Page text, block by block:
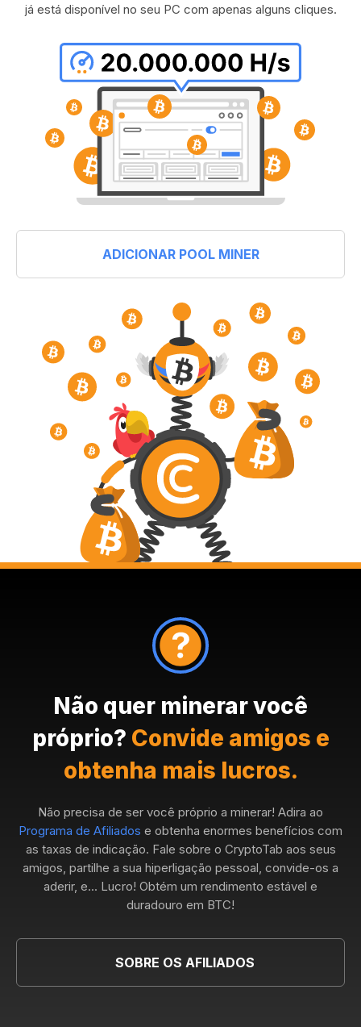
já está disponível no seu PC com apenas alguns cliques.
ADICIONAR POOL MINER
Não quer minerar você
próprio? Convide amigos e
obtenha mais lucros.
Não precisa de ser você próprio a minerar! Adira ao
Programa de Afiliados e obtenha enormes benefícios com
as taxas de indicação. Fale sobre o CryptoTab aos seus
amigos, partilhe a sua hiperligação pessoal, convide-os a
aderir, e... Lucro! Obtém um rendimento estável e
duradouro em BTC!
SOBRE OS AFILIADOS